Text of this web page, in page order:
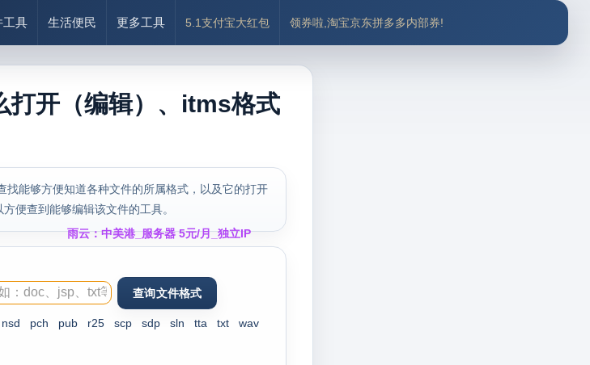
工具 生活便民 更多工具 5.1支付宝大红包 领券啦,淘宝京东拼多多内部券!
开（编辑）、itms格式
能够方便知道各种文件的所属格式，以及它的打开
便查到能够编辑该文件的工具。
雨云：中美港_服务器 5元/月_独立IP
nsd pch pub r25 scp sdp sln tta txt
wav